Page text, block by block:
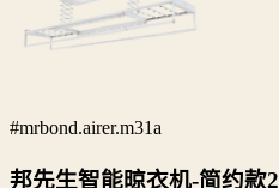
#mrbond.airer.m31a
邦先生智能晾衣机-简约款2